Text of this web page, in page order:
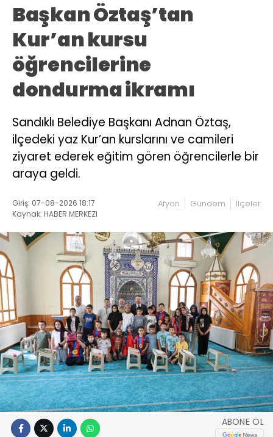
Başkan Öztaş’tan
Kur’an kursu
öğrencilerine
dondurma ikramı
Sandıklı Belediye Başkanı Adnan Öztaş,
ilçedeki yaz Kur’an kurslarını ve camileri
ziyaret ederek eğitim gören öğrencilerle bir
araya geldi.
Giriş: 07-08-2026 18:17
Kaynak: HABER MERKEZI
Afyon Gündem İlçeler
ABONE OL